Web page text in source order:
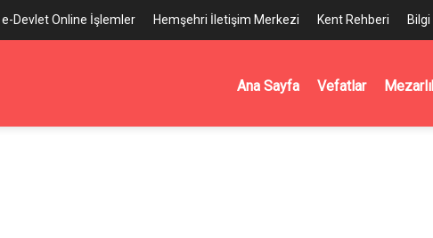
e-Devlet Online İşlemler Hemşehri İletişim Merkezi Kent Rehberi
Ana Sayfa Vefatlar